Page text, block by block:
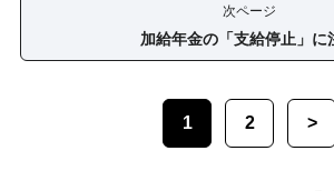
次ページ
加給年金の「支給停止」に
1 2 >